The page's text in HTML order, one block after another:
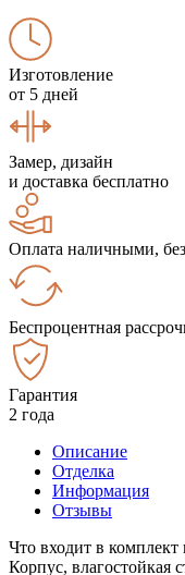
Изготовление
от 5 дней
Замер, дизайн
и доставка бесплатно
Оплата наличными,
Беспроцентная
Гарантия
2 года
Описание
Отделка
Информация
Отзывы
Что входит в комплект
Корпус, влагостойкая